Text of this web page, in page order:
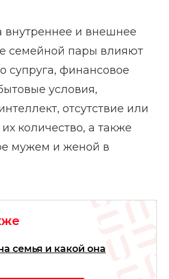
внутреннее и внешнее
семейной пары влияют
супруга, финансовое
условия,
отсутствие или
количество, а также
мужем и женой в
семья и какой она